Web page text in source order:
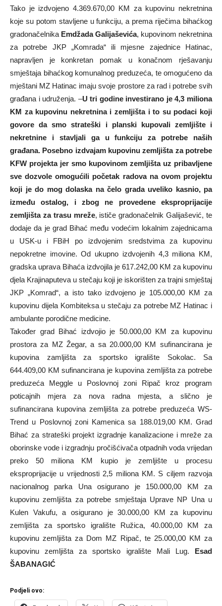
Tako je izdvojeno 4.369.670,00 KM za kupovinu nekretnina
koje su potom stavljene u funkciju, a prema riječima bihaćkog
gradonačelnika Emdžada Galijaševića, kupovinom nekretnina
za potrebe JKP „Komrada“ ili mjesne zajednice Hatinac,
napravljen je konkretan pomak u konačnom rješavanju
smještaja bihaćkog komunalnog preduzeća, te omogućeno da
mještani MZ Hatinac imaju svoje prostore za rad i potrebe svih
građana i udruženja. –U tri godine investirano je 4,3 miliona
KM za kupovinu nekretnina i zemljišta i to su podaci koji
govore da smo strateški i planski kupovali zemljište i
nekretnine i stavljali ga u funkciju za potrebe naših
građana. Posebno izdvajam kupovinu zemljišta za potrebe
KFW projekta jer smo kupovinom zemljišta uz pribavljene
sve dozvole omogućili početak radova na ovom projektu
koji je do mog dolaska na čelo grada uveliko kasnio, pa
između ostalog, i zbog ne provedene eksproprijacije
zemljišta za trasu mreže, ističe gradonačelnik Galijašević, te
dodaje da je grad Bihać među vodećim lokalnim zajednicama
u USK-u i FBiH po izdvojenim sredstvima za kupovinu
nepokretne imovine. Od ukupno izdvojenih 4,3 miliona KM,
gradska uprava Bihaća izdvojila je 617.242,00 KM za kupovinu
djela Krajinaputeva u stečaju koji je iskorišten za trajni smještaj
JKP „Komrad“, a isto tako izdvojeno je 105.000,00 KM za
kupovinu dijela Kombiteksa u stečaju za potrebe MZ Hatinac i
ambulante porodične medicine.
Također grad Bihać izdvojio je 50.000,00 KM za kupovinu
prostora za MZ Žegar, a sa 20.000,00 KM sufinancirana je
kupovina zamljišta za sportsko igralište Sokolac. Sa
644.409,00 KM sufinancirana je kupovina zemljišta za potrebe
preduzeća Meggle u Poslovnoj zoni Ripač kroz program
poticajnih mjera za nova radna mjesta, a slično je
sufinancirana kupovina zemljišta za potrebe preduzeća WS-
Trend u Poslovnoj zoni Kamenica sa 188.019,00 KM. Grad
Bihać za strateški projekt izgradnje kanalizacione i mreže za
oborinske vode i izgradnju pročišćivača otpadnih voda vrijedan
preko 50 miliona KM kupio je zemljište u procesu
eksproprijacije u vrijednosti 2,5 miliona KM. S ciljem razvoja
nacionalnog parka Una osigurano je 150.000,00 KM za
kupovinu zemljišta za potrebe smještaja Uprave NP Una u
Kulen Vakufu, a osigurano je 30.000,00 KM za kupovinu
zemljišta za sportsko igralište Ružica, 40.000,00 KM za
kupovinu zemljišta za Dom MZ Ripač, te 25.000,00 KM za
kupovinu zemljišta za sportsko igralište Mali Lug. Esad
ŠABANAGIĆ
Podjeli ovo: